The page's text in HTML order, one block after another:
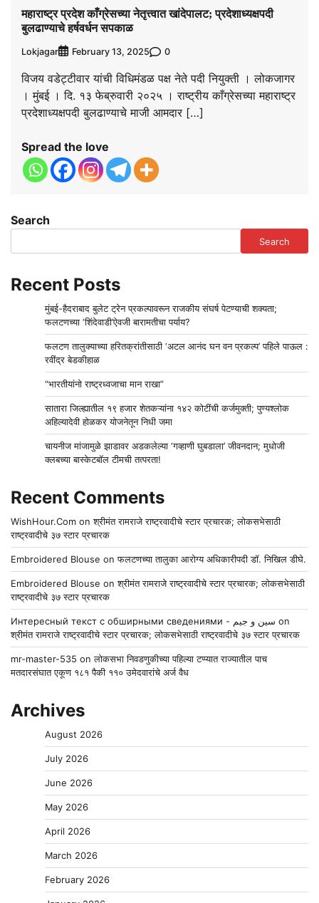
महाराष्ट्र प्रदेश काँग्रेसच्या नेतृत्त्वात खांदेपालट; प्रदेशाध्यक्षपदी
बुलढाण्याचे हर्षवर्धन सपकाळ
Lokjagar February 13, 2025 0
विजय वडेट्टीवार यांची विधिमंडळ पक्ष नेते पदी नियुक्ती । लोकजागर
। मुंबई । दि. १३ फेब्रुवारी २०२५ । राष्ट्रीय काँग्रेसच्या महाराष्ट्र
प्रदेशाध्यक्षपदी बुलढाण्याचे माजी आमदार […]
Spread the love
Search
Search
Recent Posts
मुंबई-हैदराबाद बुलेट ट्रेन प्रकल्पावरून राजकीय संघर्ष पेटण्याची शक्यता;
फलटणच्या ‘शिंदेवाडी’ऐवजी बारामतीचा पर्याय?
फलटण तालुक्याच्या हरितक्रांतीसाठी ‘अटल आनंद घन वन प्रकल्प’ पहिले पाऊल :
रवींद्र बेडकीहाळ
“भारतीयांनो राष्ट्रध्वजाचा मान राखा”
सातारा जिल्ह्यातील १९ हजार शेतकऱ्यांना १४२ कोटींची कर्जमुक्ती; पुण्यश्लोक
अहिल्यादेवी होळकर योजनेतून निधी जमा
चायनीज मांजामुळे झाडावर अडकलेल्या ‘गव्हाणी घुबडाला’ जीवनदान; मुधोजी
क्लबच्या बास्केटबॉल टीमची तत्परता!
Recent Comments
WishHour.Com onश्रीमंत रामराजे राष्ट्रवादीचे स्टार प्रचारक; लोकसभेसाठी
राष्ट्रवादीचे ३७ स्टार प्रचारक
Embroidered Blouse onफलटणच्या तालुका आरोग्य अधिकारीपदी डॉ. निखिल डीघे.
Embroidered Blouse onश्रीमंत रामराजे राष्ट्रवादीचे स्टार प्रचारक; लोकसभेसाठी
राष्ट्रवादीचे ३७ स्टार प्रचारक
Интересный текст с обширными сведениями - سين و جيم on
श्रीमंत रामराजे राष्ट्रवादीचे स्टार प्रचारक; लोकसभेसाठी राष्ट्रवादीचे ३७ स्टार प्रचारक
mr-master-535 onलोकसभा निवडणुकीच्या पहिल्या टप्प्यात राज्यातील पाच
मतदारसंघात एकूण १८१ पैकी ११० उमेदवारांचे अर्ज वैध
Archives
August 2026
July 2026
June 2026
May 2026
April 2026
March 2026
February 2026